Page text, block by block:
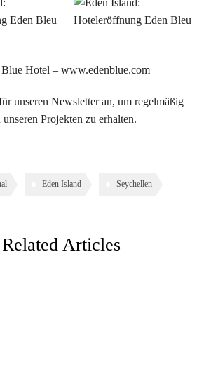
Hotel – www.edenblue.com
unseren Newsletter an, um regelmäßig
Projekten zu erhalten.
Eden Island Seychellen
Related Articles